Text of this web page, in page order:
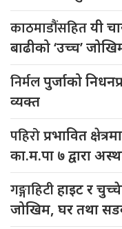
काठमाडौंसहितयी
बाढीको ‘उच्च’
निर्मलपुर्जाको
व्यक्त
पहिरोप्रभावित
का.म.पा ७ द्वारा
गङ्गाहिटीहाइट र
जोखिम, घर तथा